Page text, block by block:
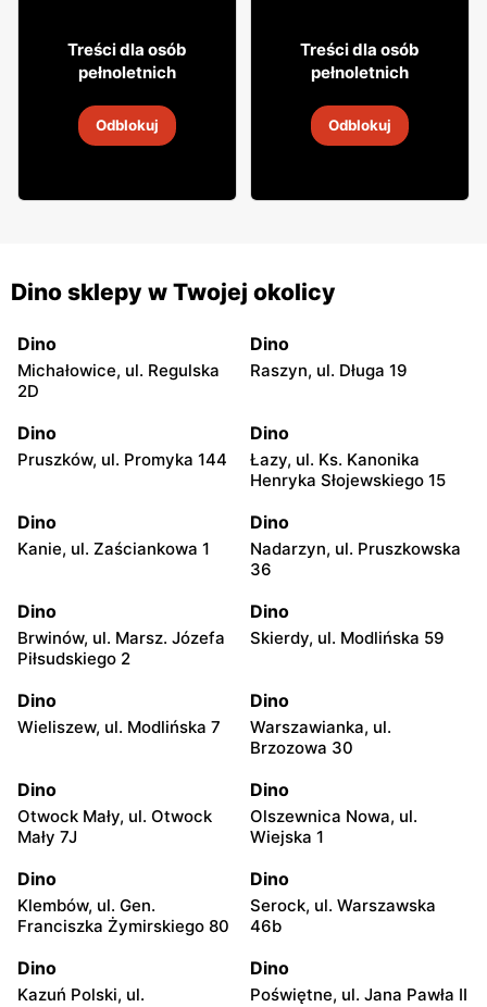
5299
14 sie 2026
Treści dla osób
pełnoletnich
Odblokuj
11490
19 sie 2026
Treści dla osób
pełnoletnich
Odblokuj
Dino sklepy w Twojej okolicy
Dino
Michałowice, ul. Regulska
2D
Dino
Raszyn, ul. Długa 19
Dino
Pruszków, ul. Promyka 144
Dino
Łazy, ul. Ks. Kanonika
Henryka Słojewskiego 15
Dino
Kanie, ul. Zaściankowa 1
Dino
Nadarzyn, ul. Pruszkowska
36
Dino
Brwinów, ul. Marsz. Józefa
Piłsudskiego 2
Dino
Skierdy, ul. Modlińska 59
Dino
Wieliszew, ul. Modlińska 7
Dino
Warszawianka, ul.
Brzozowa 30
Dino
Otwock Mały, ul. Otwock
Mały 7J
Dino
Olszewnica Nowa, ul.
Wiejska 1
Dino
Klembów, ul. Gen.
Franciszka Żymirskiego 80
Dino
Serock, ul. Warszawska
46b
Dino
Kazuń Polski, ul.
Dino
Poświętne, ul. Jana Pawła II